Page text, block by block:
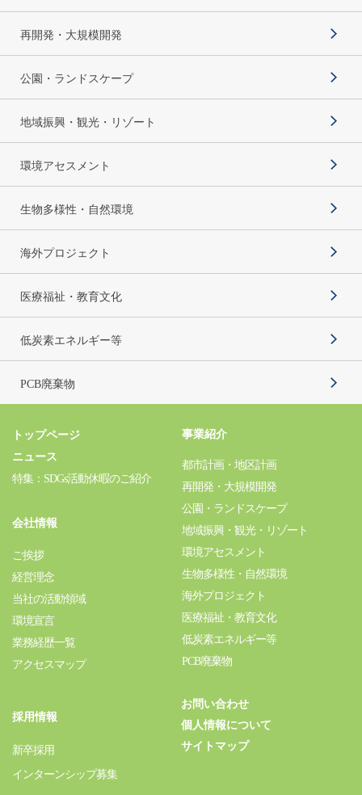
再開発・大規模開発
公園・ランドスケープ
地域振興・観光・リゾート
環境アセスメント
生物多様性・自然環境
海外プロジェクト
医療福祉・教育文化
低炭素エネルギー等
PCB廃棄物
トップページ
ニュース
特集：SDGs活動休暇のご紹介
会社情報
ご挨拶
経営理念
当社の活動領域
環境宣言
業務経歴一覧
アクセスマップ
事業紹介
都市計画・地区計画
再開発・大規模開発
公園・ランドスケープ
地域振興・観光・リゾート
環境アセスメント
生物多様性・自然環境
海外プロジェクト
医療福祉・教育文化
低炭素エネルギー等
PCB廃棄物
採用情報
新卒採用
インターンシップ募集
お問い合わせ
個人情報について
サイトマップ